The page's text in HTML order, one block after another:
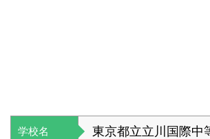
学校名 東京都立立川国際中